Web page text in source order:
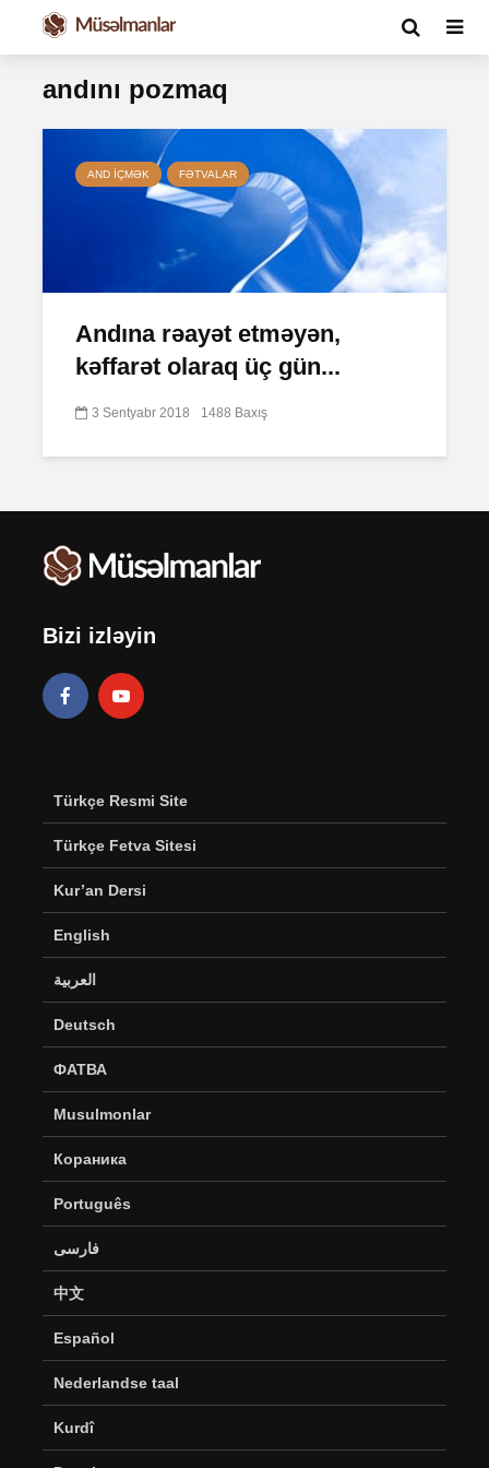
andını pozmaq
AND IÇMƏK FƏTVALAR
Andına rəayət etməyən,
kəffarət olaraq üç gün...
3 Sentyabr 2018 1488 Baxış
Bizi izləyin
Türkçe Resmi Site
Türkçe Fetva Sitesi
Kur’an Dersi
English
العربية
Deutsch
ФАТВА
Musulmonlar
Кораника
Português
فارسی
中文
Español
Nederlandse taal
Kurdî